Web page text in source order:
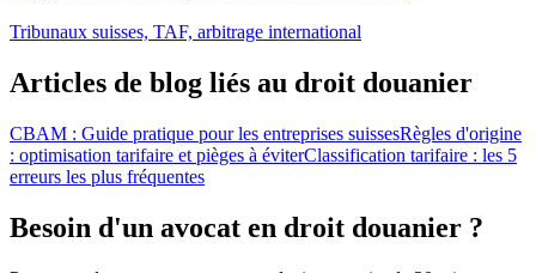
Tribunaux suisses, TAF, arbitrage international
Articles de blog liés au droit douanier
CBAM : Guide pratique pour les entreprises suissesRègles d'origine
: optimisation tarifaire et pièges à éviterClassification tarifaire : les 5
erreurs les plus fréquentes
Besoin d'un avocat en droit douanier ?